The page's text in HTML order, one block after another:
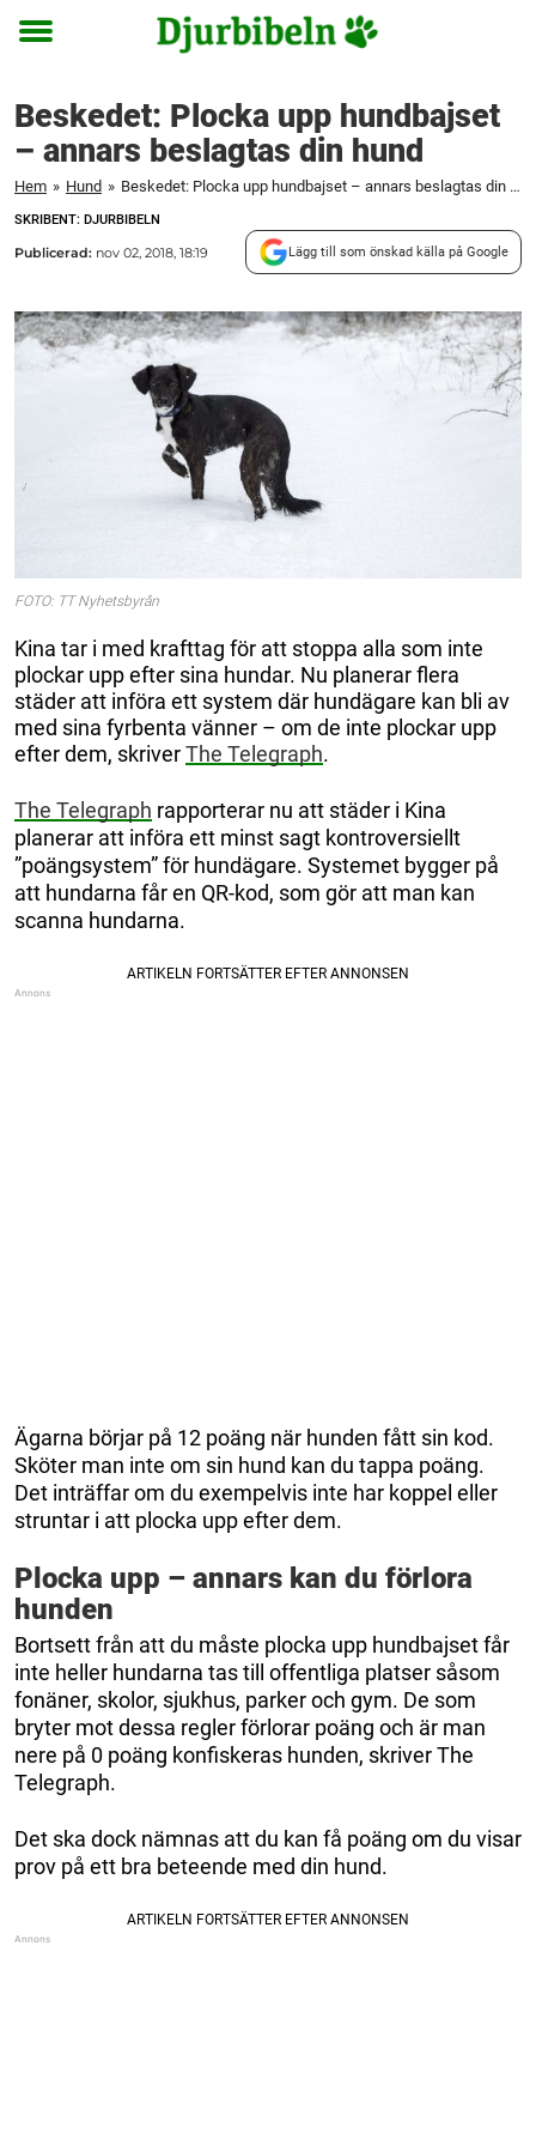
Toggle
Beskedet: Plocka upp hundbajset
– annars beslagtas din hund
Hem » Hund » Beskedet: Plocka upp hundbajset – annars beslagtas din hund
SKRIBENT: DJURBIBELN
Publicerad: nov 02, 2018, 18:19 Lägg till som önskad källa på Google
FOTO: TT Nyhetsbyrån
Kina tar i med krafttag för att stoppa alla som inte
plockar upp efter sina hundar. Nu planerar flera
städer att införa ett system där hundägare kan bli av
med sina fyrbenta vänner – om de inte plockar upp
efter dem, skriverThe Telegraph.
The Telegraph rapporterar nu att städer i Kina
planerar att införa ett minst sagt kontroversiellt
”poängsystem” för hundägare. Systemet bygger på
att hundarna får en QR-kod, som gör att man kan
scanna hundarna.
Ägarna börjar på 12 poäng när hunden fått sin kod.
Sköter man inte om sin hund kan du tappa poäng.
Det inträffar om du exempelvis inte har koppel eller
struntar i att plocka upp efter dem.
Plocka upp – annars kan du förlora
hunden
Bortsett från att du måste plocka upp hundbajset får
inte heller hundarna tas till offentliga platser såsom
fonäner, skolor, sjukhus, parker och gym. De som
bryter mot dessa regler förlorar poäng och är man
nere på 0 poäng konfiskeras hunden, skriver The
Telegraph.
Det ska dock nämnas att du kan få poäng om du visar
prov på ett bra beteende med din hund.